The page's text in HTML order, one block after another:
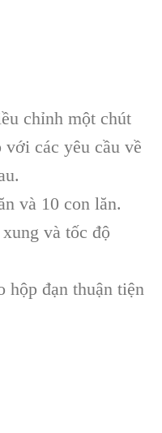
chỉnh một chút
với các yêu cầu về
và 10 con lăn.
và tốc độ
hộp đạn thuận tiện